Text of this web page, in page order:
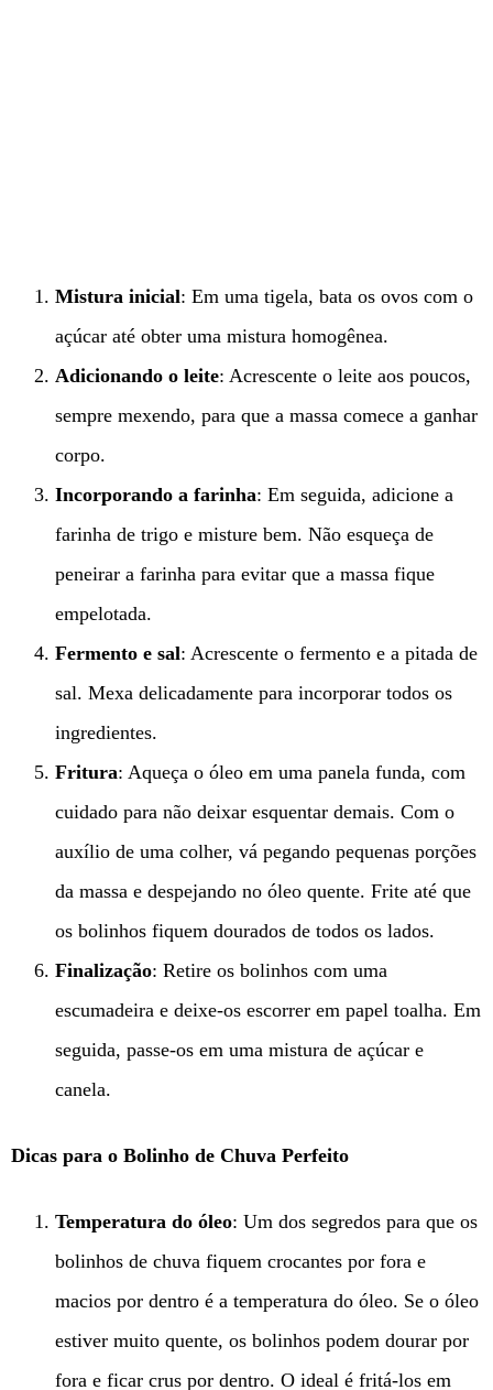
Mistura inicial: Em uma tigela, bata os ovos com o
açúcar até obter uma mistura homogênea.
Adicionando o leite: Acrescente o leite aos poucos,
sempre mexendo, para que a massa comece a ganhar
corpo.
Incorporando a farinha: Em seguida, adicione a
farinha de trigo e misture bem. Não esqueça de
peneirar a farinha para evitar que a massa fique
empelotada.
Fermento e sal: Acrescente o fermento e a pitada de
sal. Mexa delicadamente para incorporar todos os
ingredientes.
Fritura: Aqueça o óleo em uma panela funda, com
cuidado para não deixar esquentar demais. Com o
auxílio de uma colher, vá pegando pequenas porções
da massa e despejando no óleo quente. Frite até que
os bolinhos fiquem dourados de todos os lados.
Finalização: Retire os bolinhos com uma
escumadeira e deixe-os escorrer em papel toalha. Em
seguida, passe-os em uma mistura de açúcar e
canela.
Dicas para o Bolinho de Chuva Perfeito
Temperatura do óleo: Um dos segredos para que os
bolinhos de chuva fiquem crocantes por fora e
macios por dentro é a temperatura do óleo. Se o óleo
estiver muito quente, os bolinhos podem dourar por
fora e ficar crus por dentro. O ideal é fritá-los em